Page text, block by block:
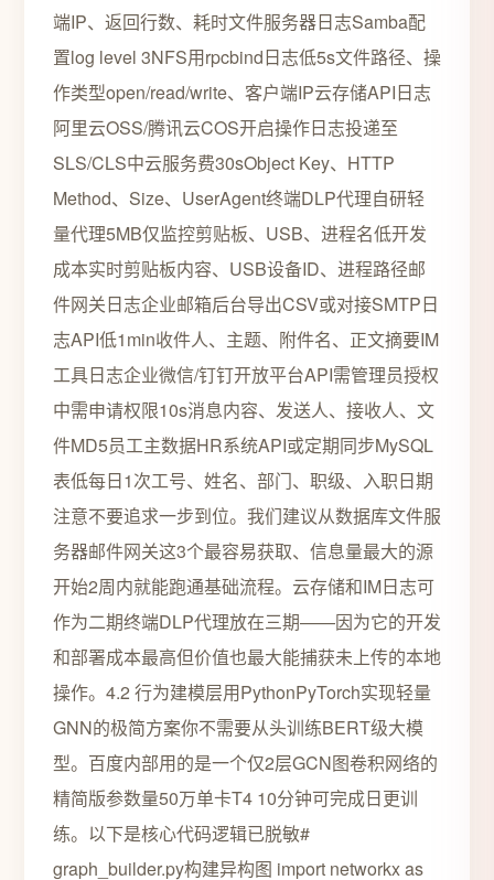
端IP、返回行数、耗时文件服务器日志Samba配
置log level 3NFS用rpcbind日志低5s文件路径、操
作类型open/read/write、客户端IP云存储API日志
阿里云OSS/腾讯云COS开启操作日志投递至
SLS/CLS中云服务费30sObject Key、HTTP
Method、Size、UserAgent终端DLP代理自研轻
量代理5MB仅监控剪贴板、USB、进程名低开发
成本实时剪贴板内容、USB设备ID、进程路径邮
件网关日志企业邮箱后台导出CSV或对接SMTP日
志API低1min收件人、主题、附件名、正文摘要IM
工具日志企业微信/钉钉开放平台API需管理员授权
中需申请权限10s消息内容、发送人、接收人、文
件MD5员工主数据HR系统API或定期同步MySQL
表低每日1次工号、姓名、部门、职级、入职日期
注意不要追求一步到位。我们建议从数据库文件服
务器邮件网关这3个最容易获取、信息量最大的源
开始2周内就能跑通基础流程。云存储和IM日志可
作为二期终端DLP代理放在三期——因为它的开发
和部署成本最高但价值也最大能捕获未上传的本地
操作。4.2 行为建模层用PythonPyTorch实现轻量
GNN的极简方案你不需要从头训练BERT级大模
型。百度内部用的是一个仅2层GCN图卷积网络的
精简版参数量50万单卡T4 10分钟可完成日更训
练。以下是核心代码逻辑已脱敏#
graph_builder.py构建异构图 import networkx as